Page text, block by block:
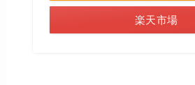
楽天市場